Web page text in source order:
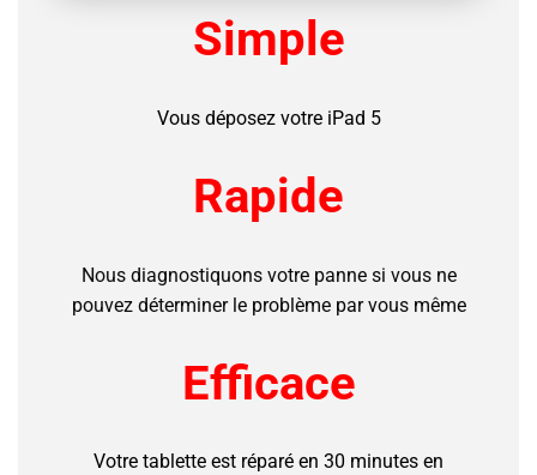
Simple
Vous déposez votre iPad 5
Rapide
Nous diagnostiquons votre panne si vous ne
pouvez déterminer le problème par vous même
Efficace
Votre tablette est réparé en 30 minutes en